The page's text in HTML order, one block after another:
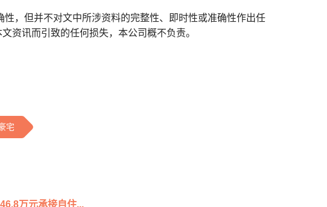
，但并不对文中所涉资料的完整性、即时性或准确性作出任
资讯而引致的任何损失，本公司概不负责。
宅
万元承接自住...